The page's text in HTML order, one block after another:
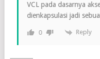
VCL pada dasarnya
dienkapsulasi jadi
0 Reply